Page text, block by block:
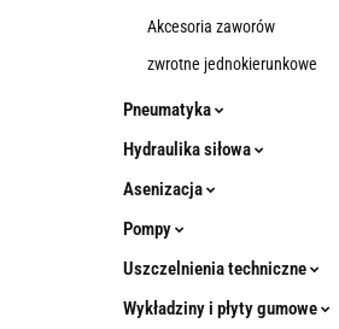
Akcesoria zaworów
zwrotne jednokierunkowe
Pneumatyka
Hydraulika siłowa
Asenizacja
Pompy
Uszczelnienia techniczne
Wykładziny i płyty gumowe